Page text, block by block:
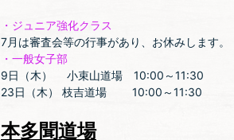
・ジュニア強化クラス
7月は審査会等の行事があり、お休みします。
・一般女子部
9日（木） 小束山道場 10:00～11:30
23日（木） 枝吉道場 10:00～11:30
本多聞道場